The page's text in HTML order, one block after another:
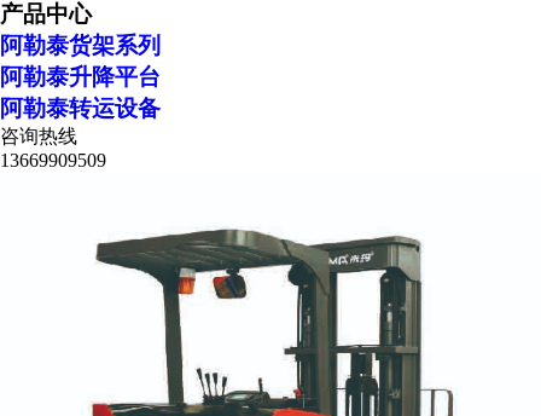
产品中心
阿勒泰货架系列
阿勒泰升降平台
阿勒泰转运设备
咨询热线
13669909509